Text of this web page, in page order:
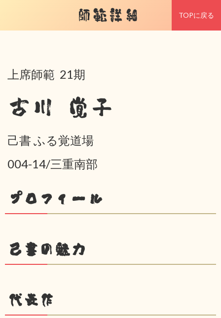
師範詳細 TOPに戻る
上席師範 21期
古川 覚子
己書 ふる覚道場
004-14/三重南部
プロフィール
己書の魅力
代表作